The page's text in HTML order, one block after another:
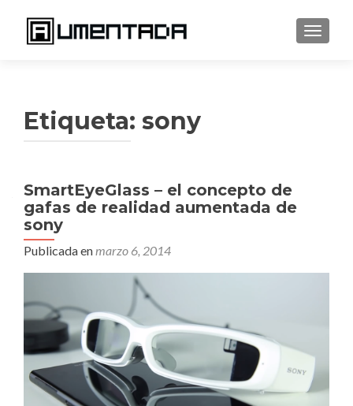
Etiqueta: sony
SmartEyeGlass – el concepto de
gafas de realidad aumentada de
sony
Publicada enmarzo 6, 2014